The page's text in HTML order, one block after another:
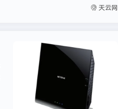
天云网